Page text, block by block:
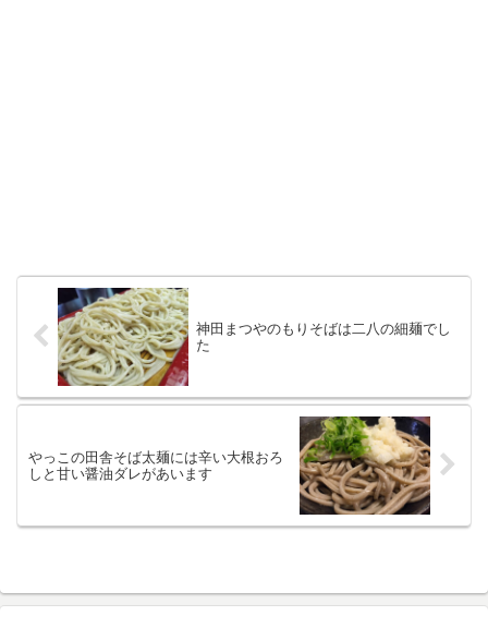
神田まつやのもりそばは二八の細麺でし
た
やっこの田舎そば太麺には辛い大根おろ
しと甘い醤油ダレがあいます